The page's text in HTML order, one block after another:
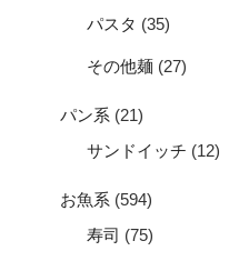
パスタ (35)
その他麺 (27)
パン系 (21)
サンドイッチ (12)
お魚系 (594)
寿司 (75)